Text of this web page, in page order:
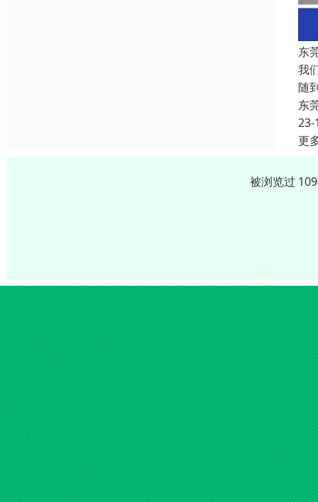
东
我
随
东
23-
更
被浏览过